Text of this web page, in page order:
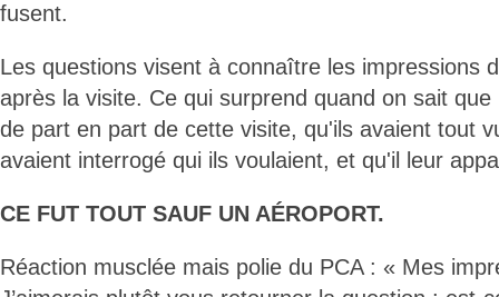
fusent.
Les questions visent à connaître les impressions
après la visite. Ce qui surprend quand on sait
de part en part de cette visite, qu'ils avaient tout
avaient interrogé qui ils voulaient, et qu'il leur
CE FUT TOUT SAUF UN AÉROPORT.
Réaction musclée mais polie du PCA : « Mes